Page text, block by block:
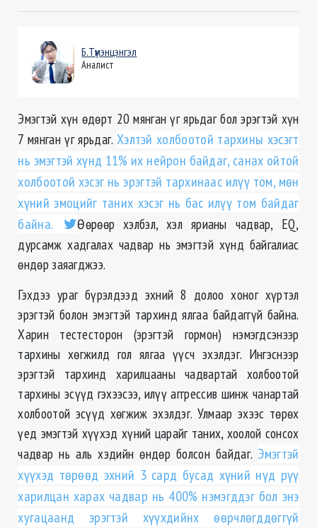
Б.Түмэнцэнгэл
Аналист
Эмэгтэй хүн ѳдѳрт 20 мянган үг ярьдаг бол эрэгтэй хүн
7 мянган үг ярьдаг. Хэлтэй холбоотой тархины хэсэгт
нь эмэгтэй хүнд 11% их нейрон байдаг, санах ойтой
холбоотой хэсэг нь эрэгтэй тархинаас илүү том, мѳн
хүний эмоцийг таних хэсэг нь бас илүү том байдаг
байна.
Ѳѳрѳѳр хэлбэл, хэл ярианы чадвар, EQ,
дурсамж хадгалах чадвар нь эмэгтэй хүнд байгалиас
ѳндѳр заяагджээ.
Гэхдээ ураг бүрэлдээд эхний 8 долоо хоног хүртэл
эрэгтэй болон эмэгтэй тархинд ялгаа байдаггүй байна.
Харин тестесторон (эрэгтэй гормон) нэмэгдсэнээр
тархины хѳгжилд гол ялгаа үүсч эхэлдэг. Ингэснээр
эрэгтэй тархинд харилцааны чадвартай холбоотой
тархины эсүүд гэхээсээ, илүү аггрессив шинж чанартай
холбоотой эсүүд хѳгжиж эхэлдэг. Улмаар эхээс тѳрѳх
үед эмэгтэй хүүхэд хүний царайг таних, хоолой сонсох
чадвар нь аль хэдийн ѳндѳр болсон байдаг. Эмэгтэй
хүүхэд тѳрѳѳд эхний 3 сард бусад хүний нүд рүү
харилцан харах чадвар нь 400% нэмэгддэг бол энэ
хугацаанд эрэгтэй хүүхдийнх ѳѳрчлѳгддѳггүй